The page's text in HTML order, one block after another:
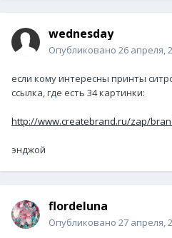
wednesday
Опубликовано 26 апреля,
если кому интересны принты
ссылка, где есть 34 картинки:
http://www.createbrand.ru/zap/
энджой
flordeluna
Опубликовано 27 апреля,